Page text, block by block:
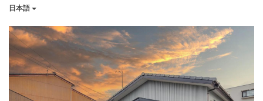
日本語
Previous